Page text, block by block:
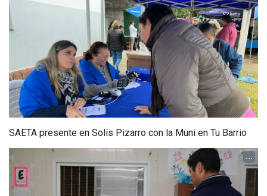
SAETA presente en Solís Pizarro con la Muni en Tu Barrio
...